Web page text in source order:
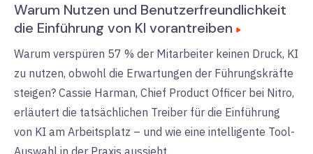
Warum Nutzen und Benutzerfreundlichkeit
die Einführung von KI vorantreiben
Warum verspüren 57 % der Mitarbeiter keinen Druck, KI
zu nutzen, obwohl die Erwartungen der Führungskräfte
steigen? Cassie Harman, Chief Product Officer bei Nitro,
erläutert die tatsächlichen Treiber für die Einführung
von KI am Arbeitsplatz – und wie eine intelligente Tool-